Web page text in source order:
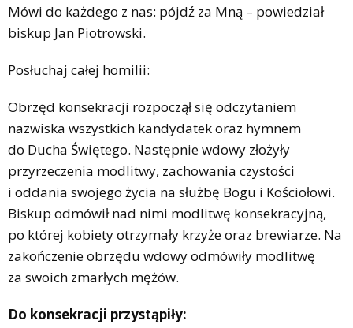
Mówi do każdego z nas: pójdź za Mną – powiedział
biskup Jan Piotrowski.
Posłuchaj całej homilii:
Obrzęd konsekracji rozpoczął się odczytaniem
nazwiska wszystkich kandydatek oraz hymnem
do Ducha Świętego. Następnie wdowy złożyły
przyrzeczenia modlitwy, zachowania czystości
i oddania swojego życia na służbę Bogu i Kościołowi.
Biskup odmówił nad nimi modlitwę konsekracyjną,
po której kobiety otrzymały krzyże oraz brewiarze. Na
zakończenie obrzędu wdowy odmówiły modlitwę
za swoich zmarłych mężów.
Do konsekracji przystąpiły: